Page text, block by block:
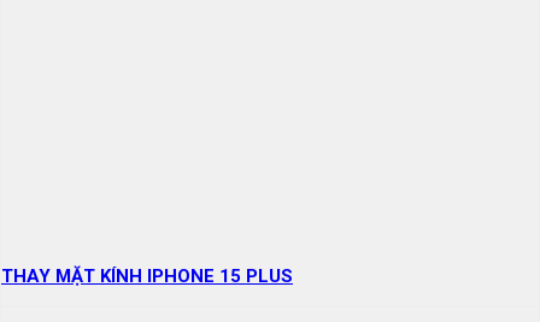
THAY MẶT KÍNH IPHONE 15 PLUS